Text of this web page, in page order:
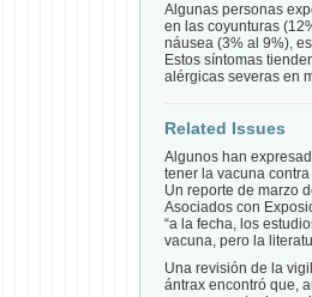
Algunas personas
en las coyunturas
náusea (3% al 9%),
Estos síntomas
alérgicas severas en
Related Issues
Algunos han
tener la vacuna
Un reporte de marzo
Asociados con
“a la fecha, los
vacuna, pero la
Una revisión de la
ántrax encontró que,